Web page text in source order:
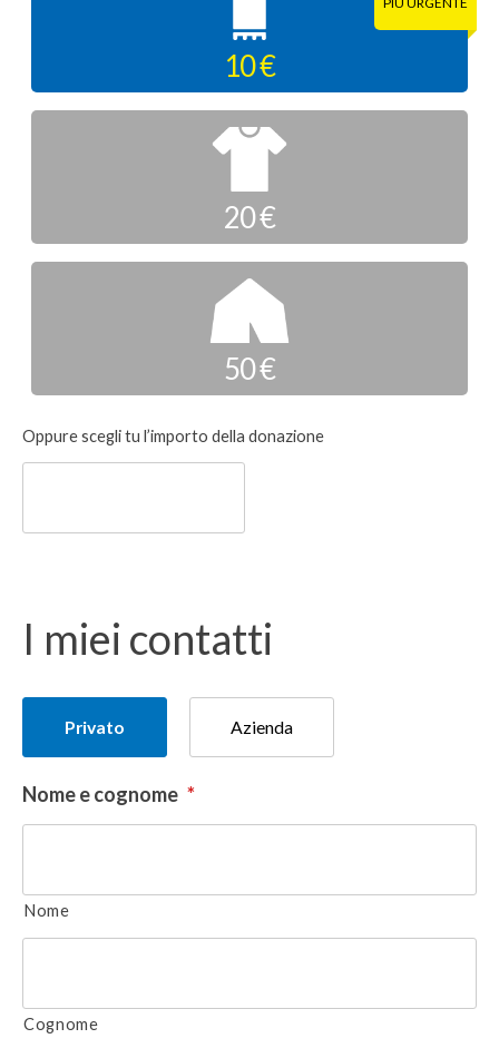
10 €
20 €
50 €
Donazione
libera
Oppure scegli tu l’importo della donazione
I miei contatti
donatore
Privato Azienda
Nome e cognome *
Nome
Cognome